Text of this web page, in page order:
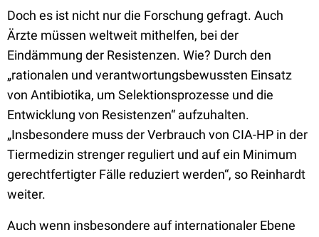
Doch es ist nicht nur die Forschung gefragt. Auch
Ärzte müssen weltweit mithelfen, bei der
Eindämmung der Resistenzen. Wie? Durch den
„rationalen und verantwortungsbewussten Einsatz
von Antibiotika, um Selektionsprozesse und die
Entwicklung von Resistenzen“ aufzuhalten.
„Insbesondere muss der Verbrauch von CIA-HP in der
Tiermedizin strenger reguliert und auf ein Minimum
gerechtfertigter Fälle reduziert werden“, so Reinhardt
weiter.
Auch wenn insbesondere auf internationaler Ebene